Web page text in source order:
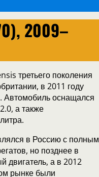
2009–
третьего поколения
в 2011 году
Автомобиль оснащался
а также
в Россию с полным
но позднее в
двигатель, а в 2012
рынке были